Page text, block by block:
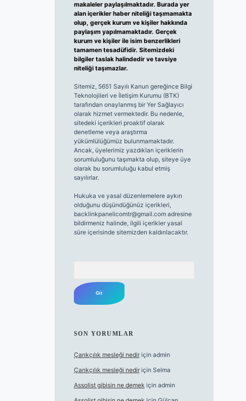
makaleler paylaşılmaktadır. Burada yer
alan içerikler haber niteliği taşımamakta
olup, gerçek kurum ve kişiler hakkında
paylaşım yapılmamaktadır. Gerçek
kurum ve kişiler ile isim benzerlikleri
tamamen tesadüfidir. Sitemizdeki
bilgiler taslak halindedir ve tavsiye
niteliği taşımazlar.
Sitemiz, 5651 Sayılı Kanun gereğince Bilgi
Teknolojileri ve İletişim Kurumu (BTK)
tarafından onaylanmış bir Yer Sağlayıcı
olarak hizmet vermektedir. Bu nedenle,
sitedeki içerikleri proaktif olarak
denetleme veya araştırma
yükümlülüğümüz bulunmamaktadır.
Ancak, üyelerimiz yazdıkları içeriklerin
sorumluluğunu taşımakta olup, siteye üye
olarak bu sorumluluğu kabul etmiş
sayılırlar.
Hukuka ve yasal düzenlemelere aykırı
olduğunu düşündüğünüz içerikleri,
backlinkpanelicomtr@gmail.comadresine
bildirmeniz halinde, ilgili içerikler yasal
süre içerisinde sitemizden kaldırılacaktır.
SON YORUMLAR
Çarıkçılık mesleği nediriçin admin
Çarıkçılık mesleği nediriçin Selma
Assolist gibisin ne demek için admin